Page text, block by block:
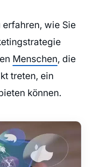
erfahren, wie Sie
Menschen, die
treten, ein
können.